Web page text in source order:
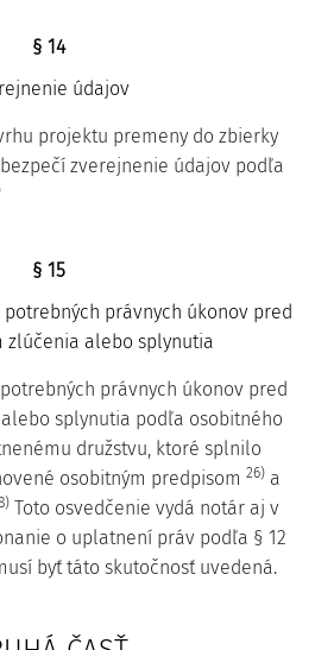
§ 14
údajov
projektu premeny do zbierky
zverejnenie údajov podľa
§ 15
právnych úkonov pred
zlúčenia alebo splynutia
právnych úkonov pred
splynutia podľa osobitného
družstvu, ktoré splnilo
osobitným predpisom 26) a
Toto osvedčenie vydá notár aj v
o uplatnení práv podľa § 12
byť táto skutočnosť uvedená.